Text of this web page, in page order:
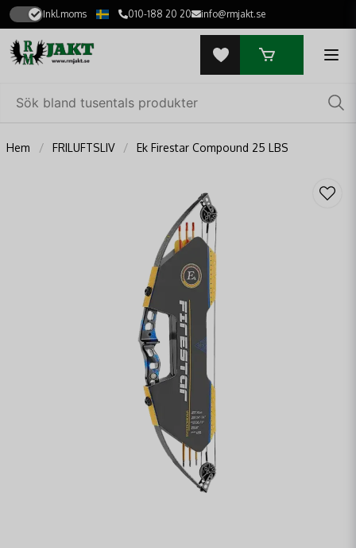
Inkl.moms 010-188 20 20 info@rmjakt.se
Hem FRILUFTSLIV Ek Firestar Compound 25 LBS